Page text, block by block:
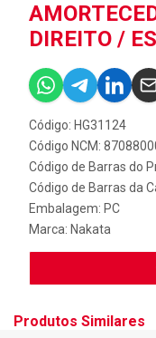
DIREITO /
Código: HG31124
Código NCM:
Código de Barras do
Código de Barras da
Embalagem: PC
Marca: Nakata
Produtos Similares